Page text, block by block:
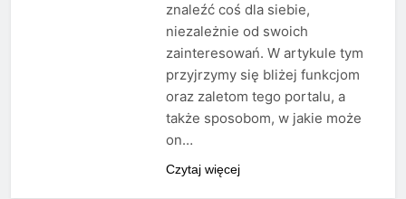
znaleźć coś dla siebie,
niezależnie od swoich
zainteresowań. W artykule tym
przyjrzymy się bliżej funkcjom
oraz zaletom tego portalu, a
także sposobom, w jakie może
on…
Czytaj więcej